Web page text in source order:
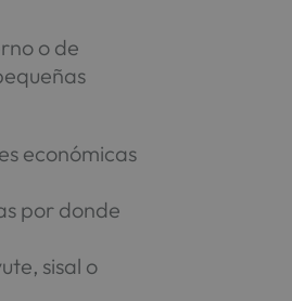
o de
económicas
por donde
sisal o